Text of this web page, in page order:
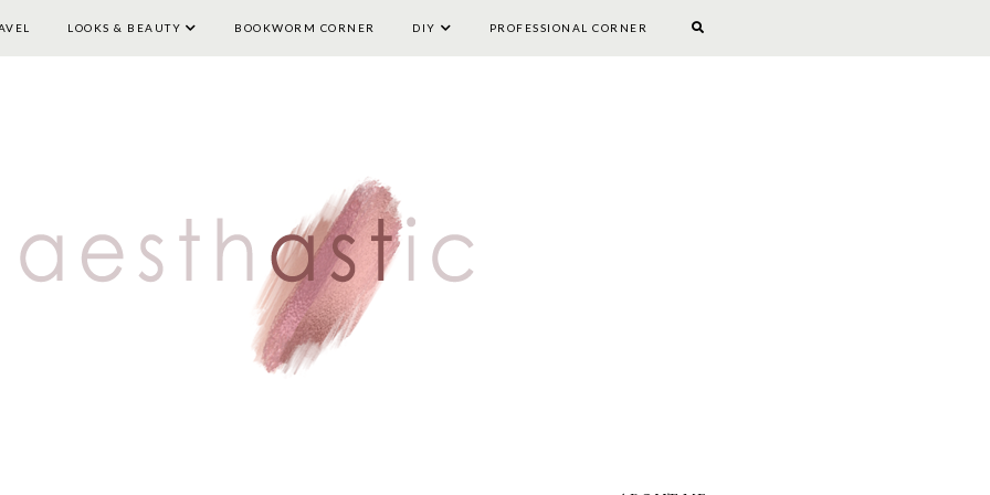
HOME LIFESTYLE TRAVEL LOOKS & BEAUTY BOOKWORM CORNER DIY
LOOKS & BEAUTY BOOKWORM CORNER DIY PROFESSIONAL CORNER